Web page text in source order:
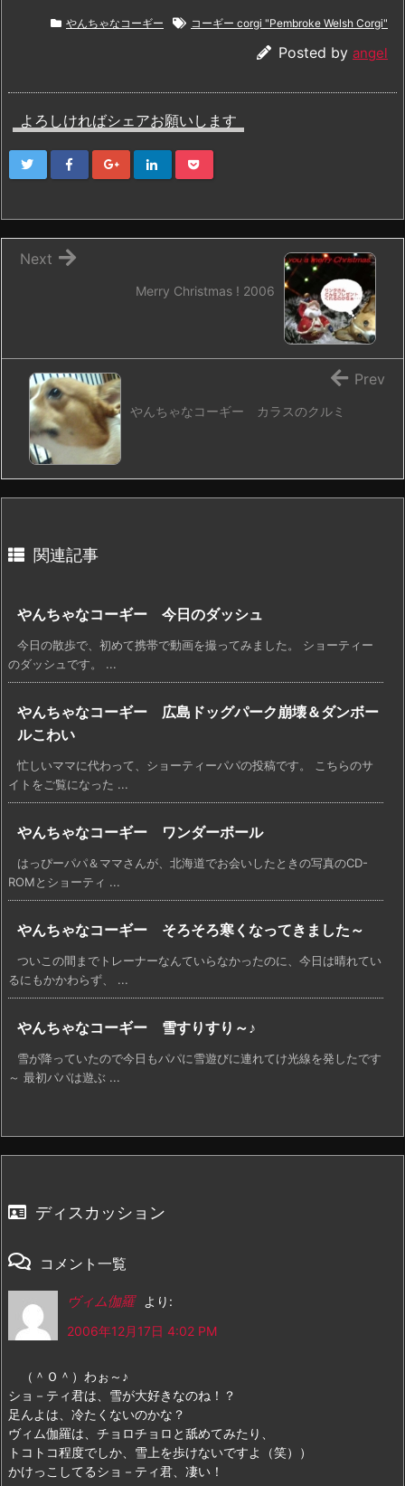
やんちゃなコーギー コーギー corgi "Pembroke Welsh Corgi"
Posted by angel
よろしければシェアお願いします
Merry Christmas ! 2006
Next
やんちゃなコーギー カラスのクルミ
Prev
関連記事
やんちゃなコーギー 今日のダッシュ
今日の散歩で、初めて携帯で動画を撮ってみました。 ショーティー
のダッシュです。 ...
やんちゃなコーギー 広島ドッグパーク崩壊＆ダンボー
ルこわい
忙しいママに代わって、ショーティーパパの投稿です。 こちらのサ
イトをご覧になった ...
やんちゃなコーギー ワンダーボール
はっぴーパパ＆ママさんが、北海道でお会いしたときの写真のCD-
ROMとショーティ ...
やんちゃなコーギー そろそろ寒くなってきました～
ついこの間までトレーナーなんていらなかったのに、今日は晴れてい
るにもかかわらず、 ...
やんちゃなコーギー 雪すりすり～♪
雪が降っていたので今日もパパに雪遊びに連れてけ光線を発したです
～ 最初パパは遊ぶ ...
ディスカッション
コメント一覧
ヴィム伽羅
より:
2006年12月17日 4:02 PM
（＾Ｏ＾）わぉ～♪
ショ－ティ君は、雪が大好きなのね！？
足んよは、冷たくないのかな？
ヴィム伽羅は、チョロチョロと舐めてみたり、
トコトコ程度でしか、雪上を歩けないですよ（笑））
かけっこしてるショ－ティ君、凄い！